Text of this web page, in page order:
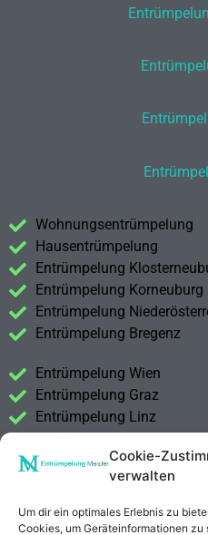
Cookie-
verwalten
Um dir ein optimales Erlebnis zu
Cookies, um Geräteinformationen
Wohnungsentrümpelung
Hausentrümpelung
Entrümpelung
Entrümpelung Korneuburg
Entrümpelung
Entrümpelung Bregenz
Entrümpelung Wien
Entrümpelung Graz
Entrümpelung Linz
Entrümpelung Salzburg
Entrümpelung Vorarlberg
Entrümpelung Steiermark
Kontakt